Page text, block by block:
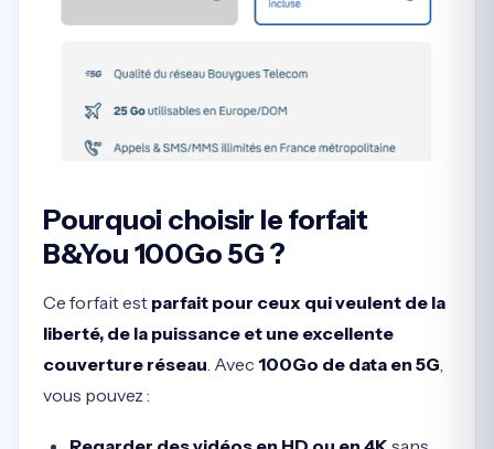
Pourquoi choisir le forfait
B&You 100Go 5G ?
Ce forfait est parfait pour ceux qui veulent de la
liberté, de la puissance et une excellente
couverture réseau. Avec 100Go de data en 5G,
vous pouvez :